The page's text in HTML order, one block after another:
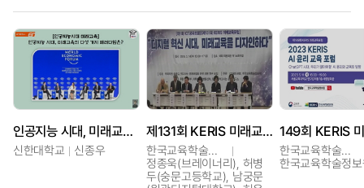
인공지능 시대, 미래교육의 다섯 가지 패러다임은
신한대학교 신종우
제131회 KERIS 미래교육포럼
한국교육학술정보원
정종욱(브레이너리), 허병
두(숭문고등학교), 남궁문
한국교육학술정보원
한국교육학술정